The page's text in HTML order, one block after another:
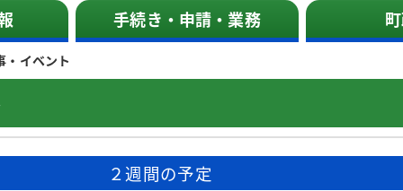
手続き・申請・業務
・イベント
２週間の予定